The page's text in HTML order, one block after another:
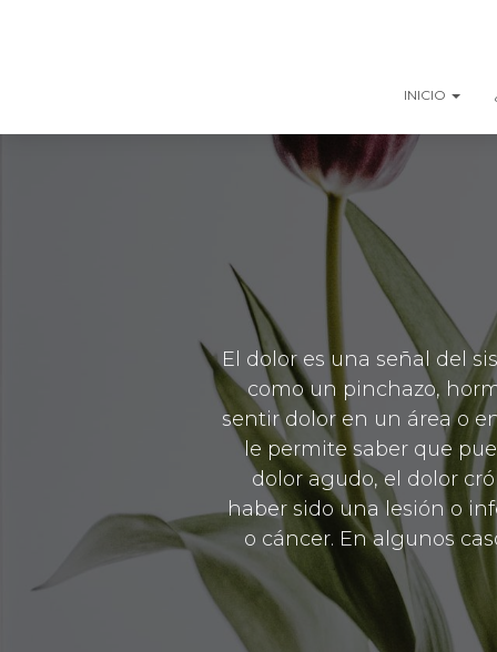
INICIO
El dolor es una señal del
como un pinchazo,
sentir dolor en un área o
le permite saber que
dolor agudo, el dolor
haber sido una lesión o
o cáncer. En algunos